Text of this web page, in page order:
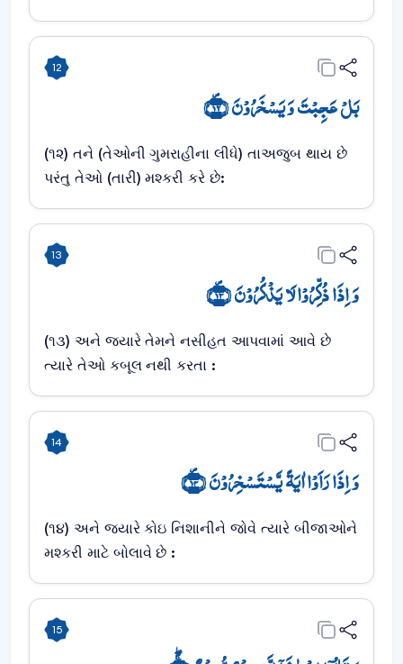
12
بَلۡ عَجِبۡتَ وَ یَسۡخَرُوۡنَ ﴿۪۱۲﴾
(૧૨) તને (તેઓની ગુમરાહીના લીધે) તાઅજુબ થાય છે
પરંતુ તેઓ (તારી) મશ્કરી કરે છે:
13
وَ اِذَا ذُکِّرُوۡا لَا یَذۡکُرُوۡنَ ﴿۪۱۳﴾
(૧૩) અને જયારે તેમને નસીહત આપવામાં આવે છે
ત્યારે તેઓ કબૂલ નથી કરતા :
14
وَ اِذَا رَاَوۡا اٰیَۃً یَّسۡتَسۡخِرُوۡنَ ﴿۪۱۴﴾
(૧૪) અને જયારે કોઇ નિશાનીને જોવે ત્યારે બીજાઓને
મશ્કરી માટે બોલાવે છે :
15